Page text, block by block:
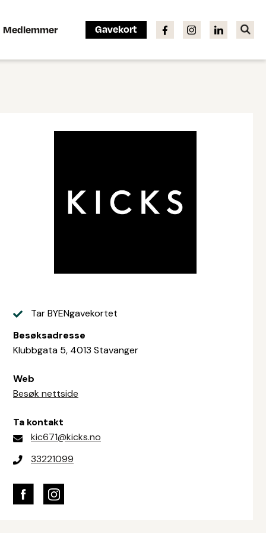
Medlemmer Gavekort
Tar BYENgavekortet
Besøksadresse
Klubbgata 5, 4013 Stavanger
Web
Besøk nettside
Ta kontakt
kic671@kicks.no
33221099